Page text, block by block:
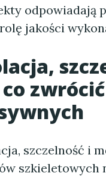
odpowiadają
jakości
co
szczelność i
szkieletowych